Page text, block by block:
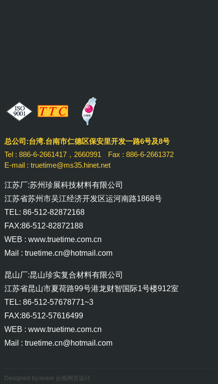
总公司:台湾.台南市仁德区保安里开发一路6号及8号
Tel : 886-6-2661417，2660991
Fax : 886-6-2661372
E-mail : truetime@ms35.hinet.net
江苏厂:苏州珍展科技材料有限公司
江苏省苏州市吴江经济开发区运河南路1868号
TEL: 86-512-82872168
FAX:86-512-82872188
WEB : www.truetime.com.cn
Mail : truetime.cn@hotmail.com
昆山厂:昆山珍实复合材料有限公司
江苏省昆山市夏荷路99号港龙财智国际1号楼912室
TEL: 86-512-57678771~3
FAX:86-512-57616499
WEB : www.truetime.com.cn
Mail : truetime.cn@hotmail.com
Designed by:iware 台南网页设计